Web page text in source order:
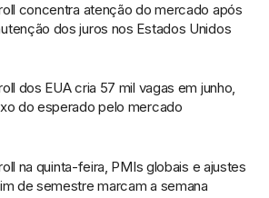
concentra atenção do mercado após
dos juros nos Estados Unidos
dos EUA cria 57 mil vagas em junho,
do esperado pelo mercado
na quinta-feira, PMIs globais e ajustes
de semestre marcam a semana